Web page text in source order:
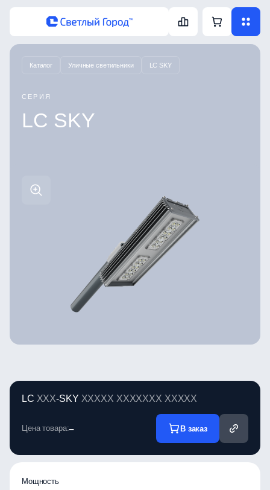
Каталог Уличные светильники LC SKY
СЕРИЯ
LC SKY
LC XXX-SKY XXXXX XXXXXXX XXXXX
Цена товара:– В заказ
Мощность